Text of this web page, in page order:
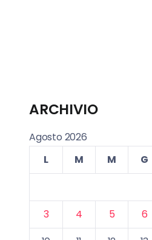
ARCHIVIO
Agosto 2026
L
M M G
3
4 5 6